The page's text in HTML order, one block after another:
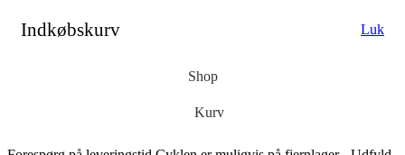
Indkøbskurv Luk
Shop
Kurv